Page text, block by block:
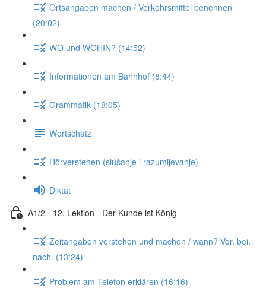
Ortsangaben machen / Verkehrsmittel benennen
(20:02)
WO und WOHIN? (14:52)
Informationen am Bahnhof (8:44)
Grammatik (18:05)
Wortschatz
Hörverstehen (slušanje i razumijevanje)
Diktat
A1/2 - 12. Lektion - Der Kunde ist König
Zeitangaben verstehen und machen / wann? Vor, bei,
nach. (13:24)
Problem am Telefon erklären (16:16)